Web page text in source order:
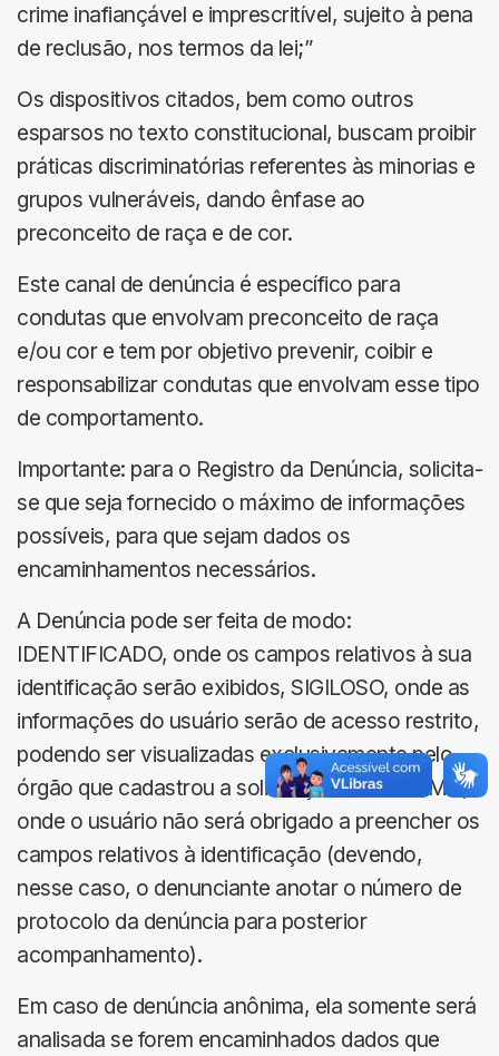
crime inafiançável e imprescritível, sujeito à pena
de reclusão, nos termos da lei;”
Os dispositivos citados, bem como outros
esparsos no texto constitucional, buscam proibir
práticas discriminatórias referentes às minorias e
grupos vulneráveis, dando ênfase ao
preconceito de raça e de cor.
Este canal de denúncia é específico para
condutas que envolvam preconceito de raça
e/ou cor e tem por objetivo prevenir, coibir e
responsabilizar condutas que envolvam esse tipo
de comportamento.
Importante: para o Registro da Denúncia, solicita-
se que seja fornecido o máximo de informações
possíveis, para que sejam dados os
encaminhamentos necessários.
A Denúncia pode ser feita de modo:
IDENTIFICADO, onde os campos relativos à sua
identificação serão exibidos, SIGILOSO, onde as
informações do usuário serão de acesso restrito,
podendo ser visualizadas exclusivamente pelo
órgão que cadastrou a solicitação e ANÔNIMO,
onde o usuário não será obrigado a preencher os
campos relativos à identificação (devendo,
nesse caso, o denunciante anotar o número de
protocolo da denúncia para posterior
acompanhamento).
Em caso de denúncia anônima, ela somente será
analisada se forem encaminhados dados que